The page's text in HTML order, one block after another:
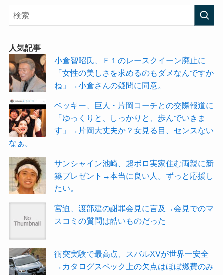
人気記事
小倉智昭氏、Ｆ１のレースクイーン廃止に
「女性の美しさを求めるのもダメなんですか
ね」→小倉さんの疑問に同意。
ベッキー、巨人・片岡コーチとの交際報道に
「ゆっくりと、しっかりと、歩んでいきま
す」→片岡大丈夫か？女見る目、センスない
なぁ。
サンシャイン池崎、超ボロ実家住む両親に新
築プレゼント→本当に良い人。ずっと応援し
たい。
宮迫、渡部建の謝罪会見に言及→会見でのマ
スコミの質問は酷いものだった
衝突実験で最高点、スバルXVが世界一安全
→カタログスペック上の欠点はほぼ燃費のみ